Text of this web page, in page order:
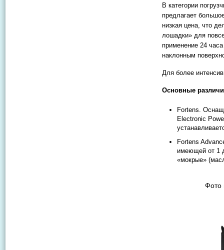
В категории
предлагает
низкая цена, что
лошадки» для
применение 24 часа
наклонным
Для более
Основные
Fortens.
Electronic
Fortens
имеющей от 1
«мокрые»
Фото